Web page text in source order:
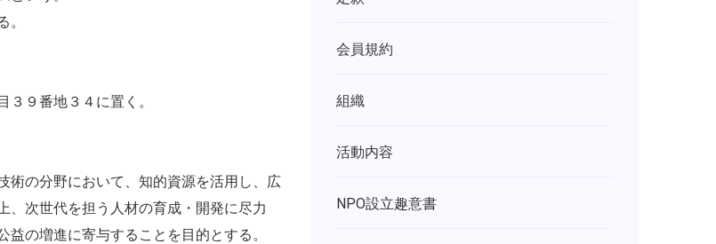
９番地３４に置く。
の分野において、知的資源を活用し、広
、次世代を担う人材の育成・開発に尽力
の増進に寄与することを目的とする。
会員規約
組織
活動内容
NPO設立趣意書